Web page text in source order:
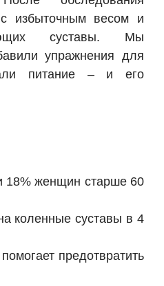
избыточным весом и
суставы. Мы
упражнения для
питание – и его
18% женщин старше 60
коленные суставы в 4
предотвратить